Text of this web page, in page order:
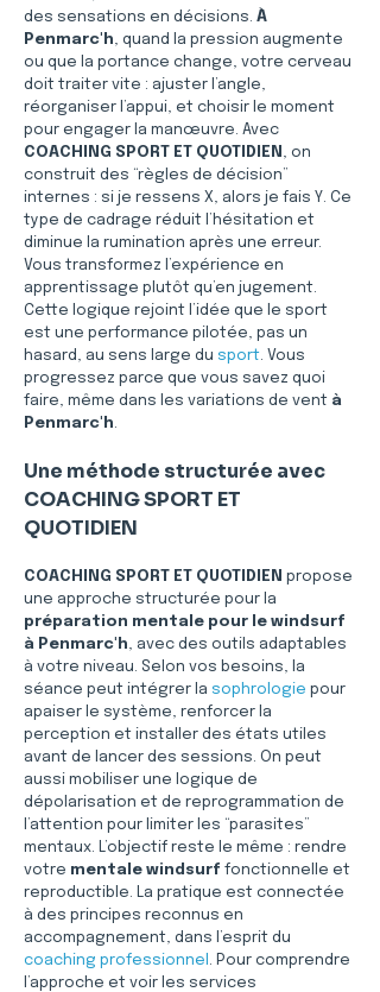
des sensations en décisions. À
Penmarc'h, quand la pression augmente
ou que la portance change, votre cerveau
doit traiter vite : ajuster l’angle,
réorganiser l’appui, et choisir le moment
pour engager la manœuvre. Avec
COACHING SPORT ET QUOTIDIEN , on
construit des “règles de décision”
internes : si je ressens X, alors je fais Y. Ce
type de cadrage réduit l’hésitation et
diminue la rumination après une erreur.
Vous transformez l’expérience en
apprentissage plutôt qu’en jugement.
Cette logique rejoint l’idée que le sport
est une performance pilotée, pas un
hasard, au sens large du sport. Vous
progressez parce que vous savez quoi
faire, même dans les variations de vent à
Penmarc'h.
Une méthode structurée avec
COACHING SPORT ET
QUOTIDIEN
COACHING SPORT ET QUOTIDIEN propose
une approche structurée pour la
préparation mentale pour le windsurf
à Penmarc'h, avec des outils adaptables
à votre niveau. Selon vos besoins, la
séance peut intégrer la sophrologie pour
apaiser le système, renforcer la
perception et installer des états utiles
avant de lancer des sessions. On peut
aussi mobiliser une logique de
dépolarisation et de reprogrammation de
l’attention pour limiter les “parasites”
mentaux. L’objectif reste le même : rendre
votre mentale windsurf fonctionnelle et
reproductible. La pratique est connectée
à des principes reconnus en
accompagnement, dans l’esprit du
coaching professionnel . Pour comprendre
l’approche et voir les services